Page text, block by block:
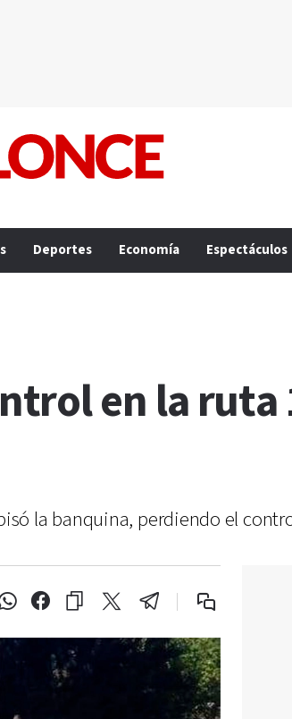
Deportes Economía Espectáculos
en la
la banquina, perdiendo el